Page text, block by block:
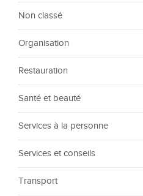
Non classé
Organisation
Restauration
Santé et beauté
Services à la personne
Services et conseils
Transport